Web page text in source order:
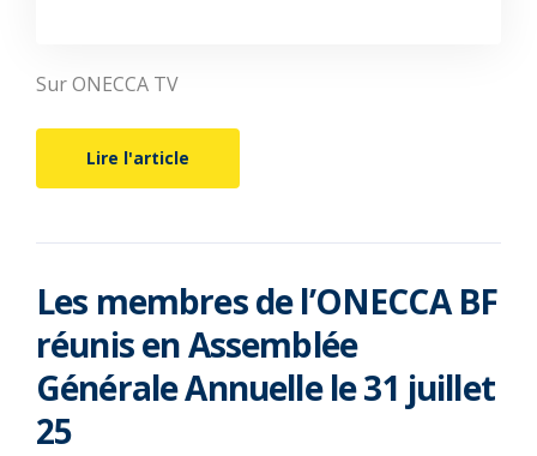
Sur ONECCA TV
Lire l'article
Les membres de l’ONECCA BF
réunis en Assemblée
Générale Annuelle le 31 juillet
25